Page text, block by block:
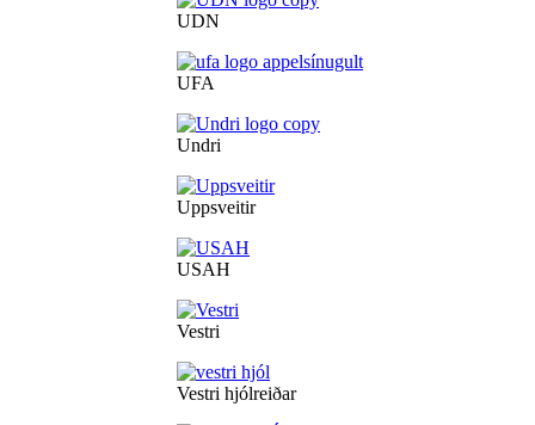
UDN
UFA
Undri
Uppsveitir
USAH
Vestri
Vestri hjólreiðar